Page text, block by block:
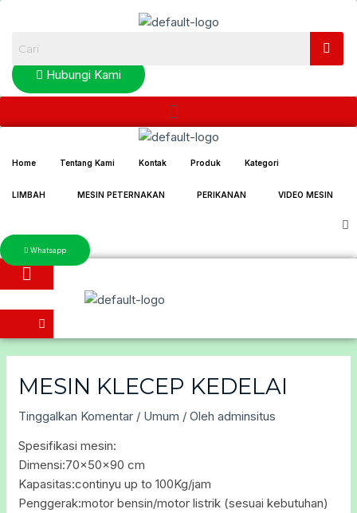
konten
Hubungi Kami
Menu
Home Tentang Kami Kontak Produk Kategori
LIMBAH MESIN PETERNAKAN PERIKANAN VIDEO MESIN
Whatsapp
Menu
MESIN KLECEP KEDELAI
Tinggalkan Komentar / Umum / Olehadminsitus
Spesifikasi mesin:
Dimensi:70x50x90 cm
Kapasitas:continyu up to 100Kg/jam
Penggerak:motor bensin/motor listrik (sesuai kebutuhan)